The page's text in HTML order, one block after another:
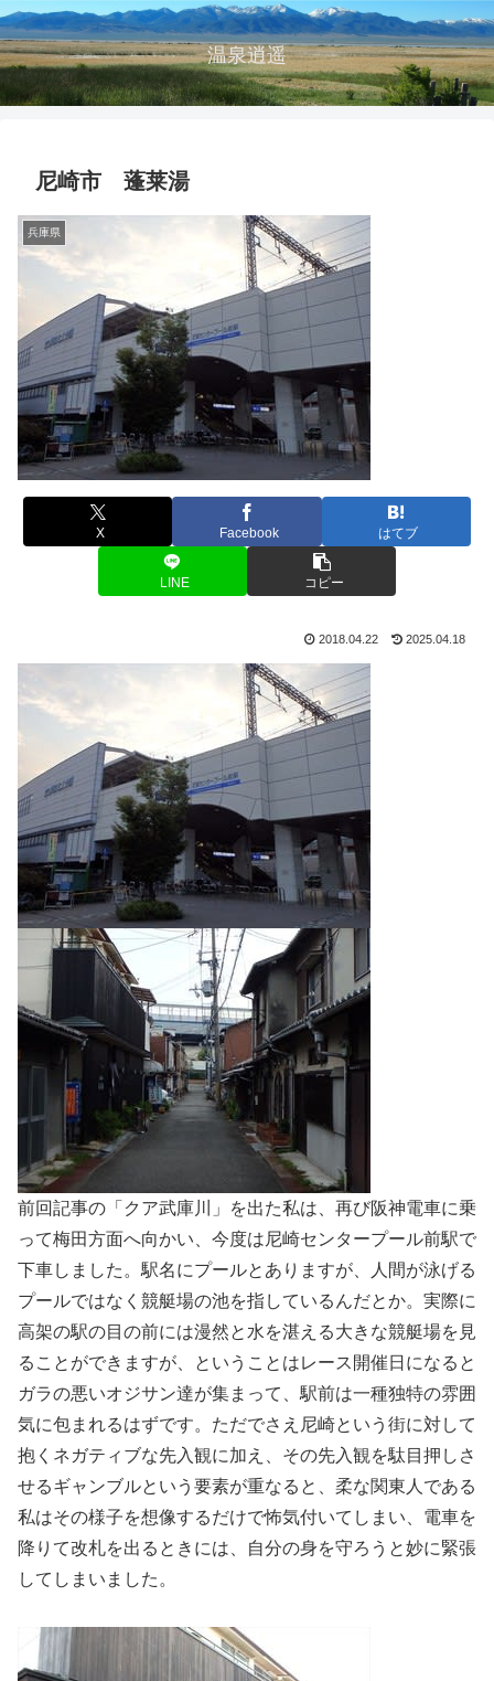
温泉逍遥
尼崎市 蓬莱湯
兵庫県
X Facebook はてブ
LINE コピー
2018.04.22 2025.04.18
前回記事の「クア武庫川」を出た私は、再び阪神電車に乗
って梅田方面へ向かい、今度は尼崎センタープール前駅で
下車しました。駅名にプールとありますが、人間が泳げる
プールではなく競艇場の池を指しているんだとか。実際に
高架の駅の目の前には漫然と水を湛える大きな競艇場を見
ることができますが、ということはレース開催日になると
ガラの悪いオジサン達が集まって、駅前は一種独特の雰囲
気に包まれるはずです。ただでさえ尼崎という街に対して
抱くネガティブな先入観に加え、その先入観を駄目押しさ
せるギャンブルという要素が重なると、柔な関東人である
私はその様子を想像するだけで怖気付いてしまい、電車を
降りて改札を出るときには、自分の身を守ろうと妙に緊張
してしまいました。